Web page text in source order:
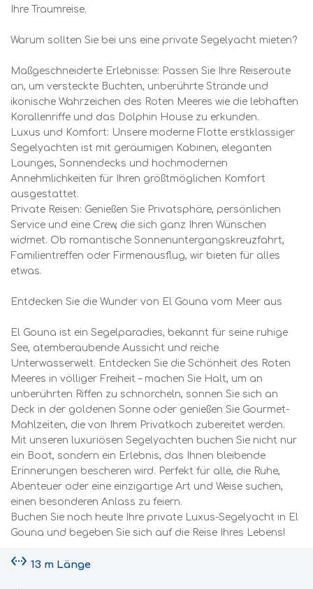
Ihre Traumreise.
Warum sollten Sie bei uns eine private Segelyacht mieten?
Maßgeschneiderte Erlebnisse: Passen Sie Ihre Reiseroute
an, um versteckte Buchten, unberührte Strände und
ikonische Wahrzeichen des Roten Meeres wie die lebhaften
Korallenriffe und das Dolphin House zu erkunden.
Luxus und Komfort: Unsere moderne Flotte erstklassiger
Segelyachten ist mit geräumigen Kabinen, eleganten
Lounges, Sonnendecks und hochmodernen
Annehmlichkeiten für Ihren größtmöglichen Komfort
ausgestattet.
Private Reisen: Genießen Sie Privatsphäre, persönlichen
Service und eine Crew, die sich ganz Ihren Wünschen
widmet. Ob romantische Sonnenuntergangskreuzfahrt,
Familientreffen oder Firmenausflug, wir bieten für alles
etwas.
Entdecken Sie die Wunder von El Gouna vom Meer aus
El Gouna ist ein Segelparadies, bekannt für seine ruhige
See, atemberaubende Aussicht und reiche
Unterwasserwelt. Entdecken Sie die Schönheit des Roten
Meeres in völliger Freiheit – machen Sie Halt, um an
unberührten Riffen zu schnorcheln, sonnen Sie sich an
Deck in der goldenen Sonne oder genießen Sie Gourmet-
Mahlzeiten, die von Ihrem Privatkoch zubereitet werden.
Mit unseren luxuriösen Segelyachten buchen Sie nicht nur
ein Boot, sondern ein Erlebnis, das Ihnen bleibende
Erinnerungen bescheren wird. Perfekt für alle, die Ruhe,
Abenteuer oder eine einzigartige Art und Weise suchen,
einen besonderen Anlass zu feiern.
Buchen Sie noch heute Ihre private Luxus-Segelyacht in El
Gouna und begeben Sie sich auf die Reise Ihres Lebens!
settings_ethernet 13 m Länge